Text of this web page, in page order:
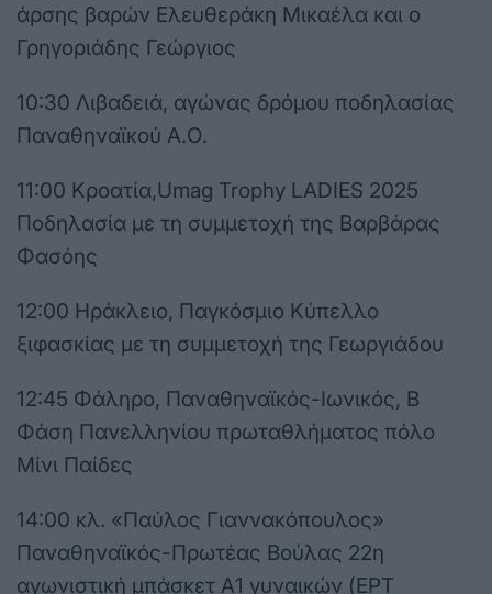
άρσης βαρών Ελευθεράκη Μικαέλα και ο
Γρηγοριάδης Γεώργιος
10:30 Λιβαδειά, αγώνας δρόμου ποδηλασίας
Παναθηναϊκού Α.Ο.
11:00 Κροατία,Umag Trophy LADIES 2025
Ποδηλασία με τη συμμετοχή της Βαρβάρας
Φασόης
12:00 Ηράκλειο, Παγκόσμιο Κύπελλο
ξιφασκίας με τη συμμετοχή της Γεωργιάδου
12:45 Φάληρο, Παναθηναϊκός-Ιωνικός, Β
Φάση Πανελληνίου πρωταθλήματος πόλο
Μίνι Παίδες
14:00 κλ. «Παύλος Γιαννακόπουλος»
Παναθηναϊκός-Πρωτέας Βούλας 22η
αγωνιστική μπάσκετ Α1 γυναικών (ΕΡΤ